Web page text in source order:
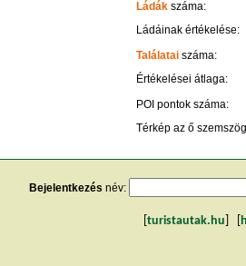
Ládák száma:
Ládáinak értékelése:
Találatai száma:
Értékelései átlaga:
POI pontok száma:
Térkép az ő
Bejelentkezés név:
turistautak.hu